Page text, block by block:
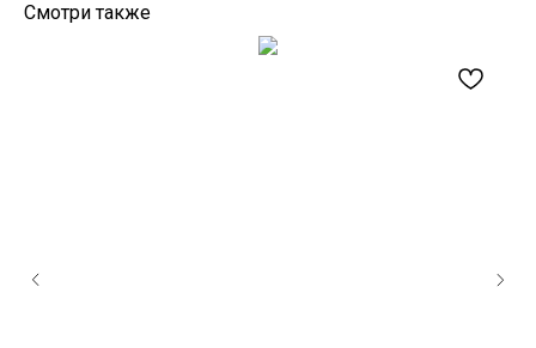
Смотри также